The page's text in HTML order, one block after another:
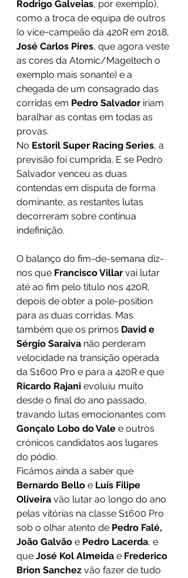
Rodrigo Galveias, por exemplo),
como a troca de equipa de outros
(o vice-campeão da 420R em 2018,
José Carlos Pires, que agora veste
as cores da Atomic/Mageltech o
exemplo mais sonante) e a
chegada de um consagrado das
corridas em Pedro Salvador iriam
baralhar as contas em todas as
provas.
No Estoril Super Racing Series, a
previsão foi cumprida. E se Pedro
Salvador venceu as duas
contendas em disputa de forma
dominante, as restantes lutas
decorreram sobre contínua
indefinição.
O balanço do fim-de-semana diz-
nos que Francisco Villar vai lutar
até ao fim pelo título nos 420R,
depois de obter a pole-position
para as duas corridas. Mas
também que os primos David e
Sérgio Saraiva não perderam
velocidade na transição operada
da S1600 Pro e para a 420R e que
Ricardo Rajani evoluiu muito
desde o final do ano passado,
travando lutas emocionantes com
Gonçalo Lobo do Vale e outros
crónicos candidatos aos lugares
do pódio.
Ficámos ainda a saber que
Bernardo Bello e Luís Filipe
Oliveira vão lutar ao longo do ano
pelas vitórias na classe S1600 Pro
sob o olhar atento de Pedro Falé,
João Galvão e Pedro Lacerda, e
que José Kol Almeida e Frederico
Brion Sanchez vão fazer de tudo